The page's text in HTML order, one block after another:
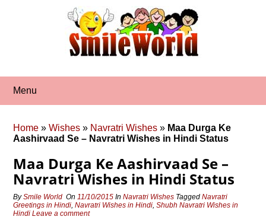
Menu
Home »Wishes » Navratri Wishes » Maa Durga Ke
Aashirvaad Se – Navratri Wishes in Hindi Status
Maa Durga Ke Aashirvaad Se –
Navratri Wishes in Hindi Status
BySmile World On11/10/2015 InNavratri Wishes TaggedNavratri
Greetings in Hindi,Navratri Wishes in Hindi,Shubh Navratri Wishes in
Hindi Leave a comment